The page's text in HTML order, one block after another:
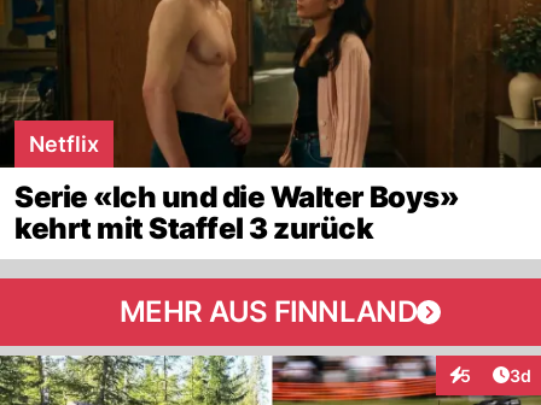
Netflix
Serie «Ich und die Walter Boys»
kehrt mit Staffel 3 zurück
MEHR AUS FINNLAND
5 3d